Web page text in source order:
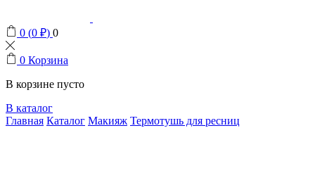
0 (0 ₽) 0
0 Корзина
В корзине пусто
В каталог
Главная Каталог Макияж Термотушь для ресниц